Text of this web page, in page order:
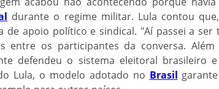
durante o regime militar. Lula contou
de apoio político e sindical. "Aí passei a
entre os participantes da conversa.
defendeu o sistema eleitoral brasileiro
Lula, o modelo adotado no Brasil